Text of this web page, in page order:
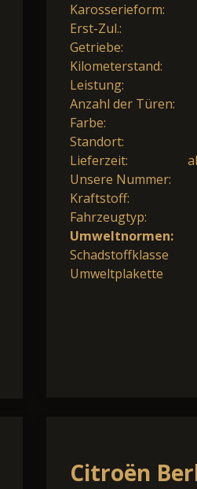
Karosserieform:
Erst-Zul.:
Getriebe:
Kilometerstand:
Leistung:
Anzahl der Türen:
Farbe:
Standort:
Lieferzeit:
Unsere Nummer:
Kraftstoff:
Fahrzeugtyp:
Umweltnormen:
Schadstoffklasse
Umweltplakette
Citroën